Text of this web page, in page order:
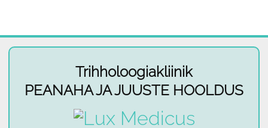
Trihholoogiakliinik
PEANAHA JA JUUSTE HOOLDUS